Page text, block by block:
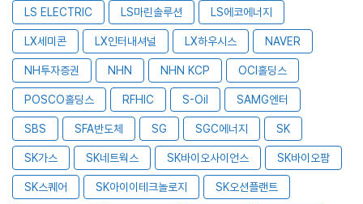
LS ELECTRIC LS마린솔루션 LS에코에너지
LX세미콘 LX인터내셔널 LX하우시스 NAVER
NH투자증권 NHN NHN KCP OCI홀딩스
POSCO홀딩스 RFHIC S-Oil SAMG엔터
SBS SFA반도체 SG SGC에너지 SK
SK가스 SK네트웍스 SK바이오사이언스 SK바이오팜
SK스퀘어 SK아이이테크놀로지 SK오션플랜트